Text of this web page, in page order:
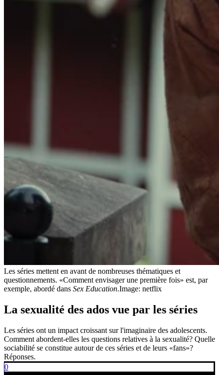
Les séries mettent en avant de nombreuses thématiques et
questionnements. «Comment envisager une première fois» est, par
exemple, abordé dans Sex Education.Image: netflix
La sexualité des ados vue par les séries
Les séries ont un impact croissant sur l'imaginaire des adolescents.
Comment abordent-elles les questions relatives à la sexualité? Quelle
sociabilité se constitue autour de ces séries et de leurs «fans»?
Réponses.
0